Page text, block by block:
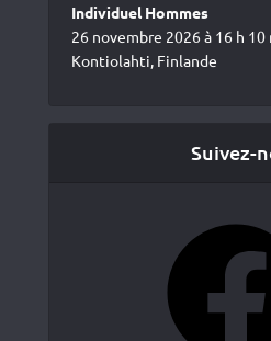
Individuel Hommes
26 novembre 2026 à 16 h 10
Kontiolahti, Finlande
Suivez-